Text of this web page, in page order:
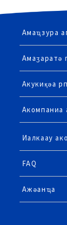
Амаҵзура
Амаӡаратә
Акукиқәа
Акомпаниа
Иалкаау
FAQ
Ажәанҵа